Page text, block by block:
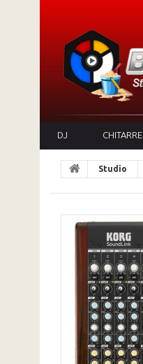
DJ CHITARRE
Studio